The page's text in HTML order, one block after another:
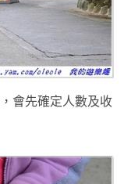
，會先確定人數及收